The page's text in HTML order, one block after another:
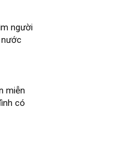
người
miễn
có